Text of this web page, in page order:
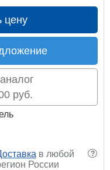
цену
руб.
?
в любой
России